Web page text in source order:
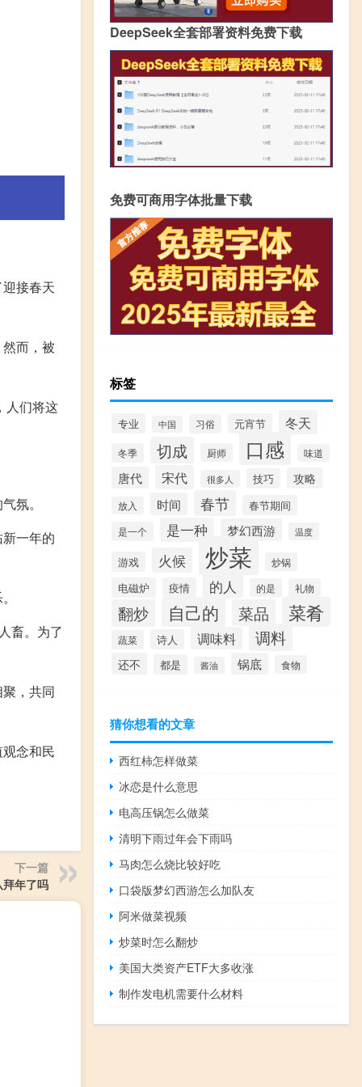
接春天
而，被
人们将这
氛。
一年的
畜。为了
，共同
念和民
下一篇
年了吗
DeepSeek全套部署资料免费下载
免费可商用字体批量下载
标签
专业 中国 习俗 元宵节 冬天
冬季 切成 厨师 口感 味道
唐代 宋代 很多人 技巧 攻略
放入 时间 春节 春节期间
是一个 是一种 梦幻西游 温度
游戏 火候 炒菜 炒锅
电磁炉 疫情 的人 的是 礼物
翻炒 自己的 菜品 菜肴
蔬菜 诗人 调味料 调料
还不 都是 酱油 锅底 食物
猜你想看的文章
西红柿怎样做菜
冰恋是什么意思
电高压锅怎么做菜
清明下雨过年会下雨吗
马肉怎么烧比较好吃
口袋版梦幻西游怎么加队友
阿米做菜视频
炒菜时怎么翻炒
美国大类资产ETF大多收涨
制作发电机需要什么材料